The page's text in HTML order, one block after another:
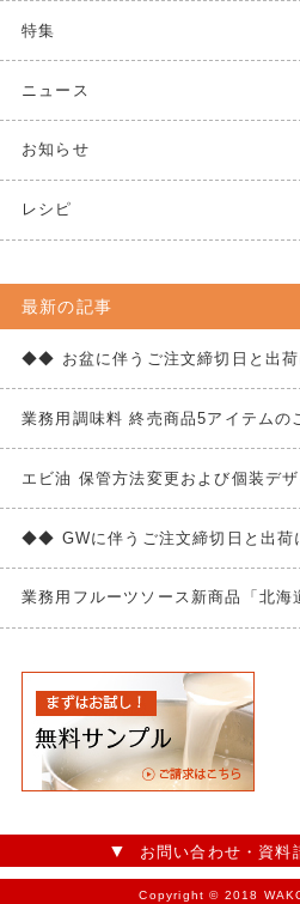
特集
ニュース
お知らせ
レシピ
最新の記事
◆◆ お盆に伴うご注文締切日と出
業務用調味料 終売商品5アイテムの
エビ油 保管方法変更および個装デ
◆◆ GWに伴うご注文締切日と出
業務用フルーツソース新商品「北海
お問い合わせ・資料
Copyright © 2018